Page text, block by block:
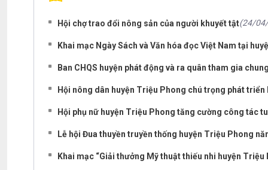
Hội chợ trao đổi nông sản của người khuyết tật(24/
Khai mạc Ngày Sách và Văn hóa đọc Việt Nam tại
Ban CHQS huyện phát động và ra quân tham gia
Hội nông dân huyện Triệu Phong chú trọng phát
Hội phụ nữ huyện Triệu Phong tăng cường công tác
Lễ hội Đua thuyền truyền thống huyện Triệu Phong
Khai mạc “Giải thưởng Mỹ thuật thiếu nhi huyện Triệu